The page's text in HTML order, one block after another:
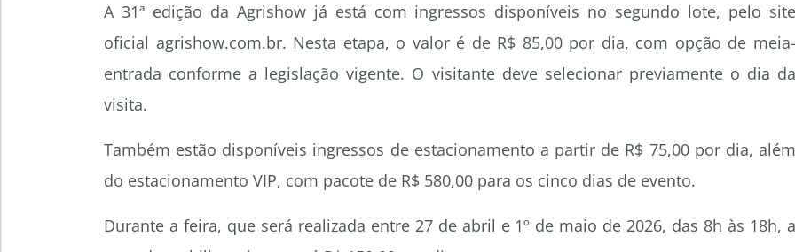
A 31ª edição da Agrishow já está com ingressos disponíveis no segundo lote, pelo site
oficial agrishow.com.br. Nesta etapa, o valor é de R$ 85,00 por dia, com opção de meia-
entrada conforme a legislação vigente. O visitante deve selecionar previamente o dia da
visita.
Também estão disponíveis ingressos de estacionamento a partir de R$ 75,00 por dia, além
do estacionamento VIP, com pacote de R$ 580,00 para os cinco dias de evento.
Durante a feira, que será realizada entre 27 de abril e 1º de maio de 2026, das 8h às 18h, a